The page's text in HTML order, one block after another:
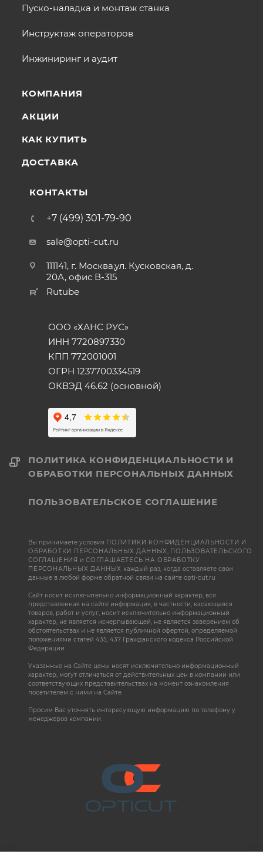
Пуско-наладка и монтаж станка
Инструктаж операторов
Инжиниринг и аудит
КОМПАНИЯ
АКЦИИ
КАК КУПИТЬ
ДОСТАВКА
КОНТАКТЫ
+7 (499) 301-79-90
sale@opti-cut.ru
111141, г. Москва,ул. Кусковская, д.
20А, офис В-315
Rutube
ООО «ХАНС РУС»
ИНН 7720897330
КПП 772001001
ОГРН 1237700334519
ОКВЭД 46.62 (основной)
ПОЛИТИКА КОНФИДЕНЦИАЛЬНОСТИ И
ОБРАБОТКИ ПЕРСОНАЛЬНЫХ ДАННЫХ
ПОЛЬЗОВАТЕЛЬСКОЕ СОГЛАШЕНИЕ
Вы принимаете условия ПОЛИТИКИ КОНФИДЕНЦИАЛЬНОСТИ И
ОБРАБОТКИ ПЕРСОНАЛЬНЫХ ДАННЫХ, ПОЛЬЗОВАТЕЛЬСКОГО
СОГЛАШЕНИЯ иСОГЛАШАЕТЕСЬ НА ОБРАБОТКУ
ПЕРСОНАЛЬНЫХ ДАННЫХ каждый раз, когда оставляете свои
данные в любой форме обратной связи на сайте opti-cut.ru
Сайт носит исключительно информационный характер, вся
представленная на сайте информация, в частности, касающаяся
товаров, работ и услуг, носит исключительно информационный
характер, не является исчерпывающей, не является заверением об
обстоятельствах и не является публичной офертой, определяемой
положениями статей 435, 437 Гражданского кодекса Российской
Федерации.
Указанные на Сайте цены носят исключительно информационный
характер, могут отличаться от действительных цен в компании или
соответствующих представительствах на момент ознакомления
посетителем с ними на Сайте.
Просим Вас уточнять интересующую информацию по телефону у
менеджеров компании.